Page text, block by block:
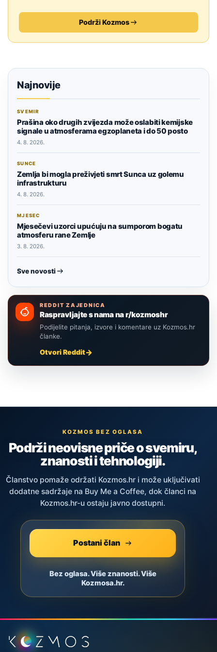
Podrži Kozmos
Najnovije
SVEMIR
Prašina oko drugih zvijezda može oslabiti kemijske
signale u atmosferama egzoplaneta i do 50 posto
4. 8. 2026.
SUNCE
Zemlja bi mogla preživjeti smrt Sunca uz golemu
infrastrukturu
4. 8. 2026.
MJESEC
Mjesečevi uzorci upućuju na sumporom bogatu
atmosferu rane Zemlje
3. 8. 2026.
Sve novosti
REDDIT ZAJEDNICA
Raspravljajte s nama na r/kozmoshr
Podijelite pitanja, izvore i komentare uz Kozmos.hr
članke.
Otvori Reddit
KOZMOS BEZ OGLASA
Podrži neovisne priče o svemiru,
znanosti i tehnologiji.
Članstvo pomaže održati Kozmos.hr i može uključivati
dodatne sadržaje na Buy Me a Coffee, dok članci na
Kozmos.hr-u ostaju javno dostupni.
Postani član
Bez oglasa. Više znanosti. Više
Kozmosa.hr.
Podnožje stranice